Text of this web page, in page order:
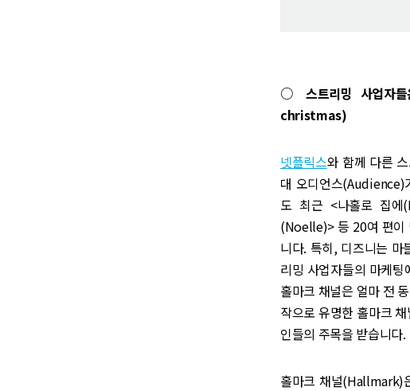
○ 스트리밍 사업자
christmas)
넷플릭스와 함께 다른
대 오디언스(Audience)
도 최근 <나홀로 집
(Noelle)> 등 20여 편이
니다. 특히, 디즈니는 마
리밍 사업자들의 마케
홀마크 채널은 얼마 전
작으로 유명한 홀마크
인들의 주목을 받습니다.
홀마크 채널(Hallmark)